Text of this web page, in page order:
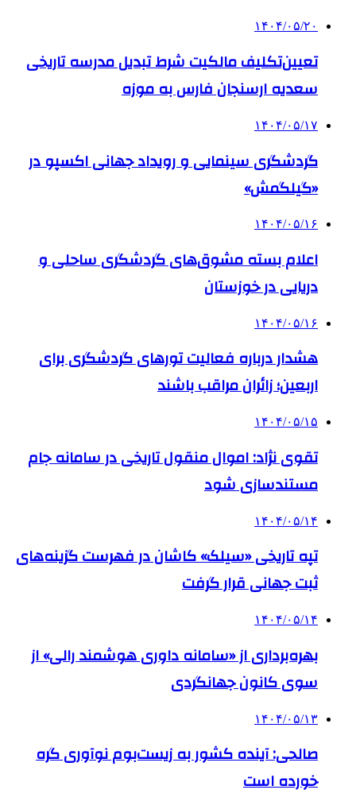
۱۴۰۴/۰۵/۲۰
تعیین‌تکلیف مالکیت شرط تبدیل مدرسه تاریخی
سعدیه ارسنجان فارس به موزه
۱۴۰۴/۰۵/۱۷
گردشگری سینمایی و رویداد جهانی اکسپو در
«گیلگمش»
۱۴۰۴/۰۵/۱۶
اعلام بسته مشوق‌های گردشگری ساحلی و
دریایی در خوزستان
۱۴۰۴/۰۵/۱۶
هشدار درباره فعالیت تورهای گردشگری برای
اربعین؛ زائران مراقب باشند
۱۴۰۴/۰۵/۱۵
تقوی نژاد: اموال منقول تاریخی در سامانه جام
مستندسازی شود
۱۴۰۴/۰۵/۱۴
تپه تاریخی «سیلک» کاشان در فهرست گزینه‌های
ثبت جهانی قرار گرفت
۱۴۰۴/۰۵/۱۴
بهره‌برداری از «سامانه داوری هوشمند رالی» از
سوی کانون جهانگردی
۱۴۰۴/۰۵/۱۳
صالحی: آینده کشور به زیست‌بوم نوآوری گره
خورده است